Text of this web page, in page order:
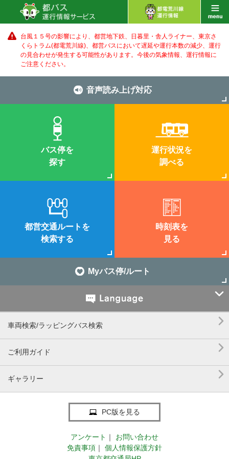
台風１５号の影響により、都営地下鉄、日暮里・舎人ライナー、東京さ
くらトラム(都電荒川線)、都営バスにおいて遅延や運行本数の減少、運行
の見合わせが発生する可能性があります。 今後の気象情報、運行情報に
ご注意ください。
音声読み上げ対応
バス停を
探す
運行状況を
調べる
都営交通ルートを
検索する
時刻表を
見る
Myバス停/ルート

車両検索/ラッピングバス検索 
ご利用ガイド 
ギャラリー 
PC版を見る
アンケート ｜
お問い合わせ
免責事項 ｜
個人情報保護方針